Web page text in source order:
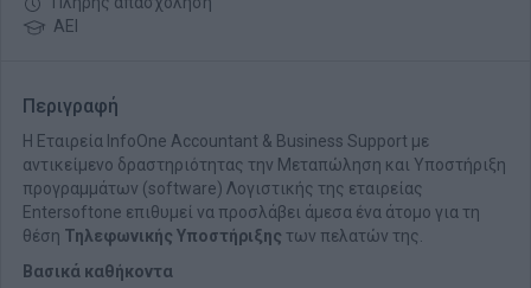
ΑΕΙ
Περιγραφή
Η Εταιρεία InfoOne Accountant & Business Support με
αντικείμενο δραστηριότητας την Mεταπώληση και Υποστήριξη
προγραμμάτων (software) Λογιστικής της εταιρείας
Entersoftone επιθυμεί να προσλάβει άμεσα ένα άτομο για τη
θέση Τηλεφωνικής Υποστήριξης των πελατών της.
Βασικά καθήκοντα